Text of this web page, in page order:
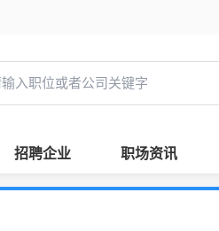
招聘企业 职场资讯